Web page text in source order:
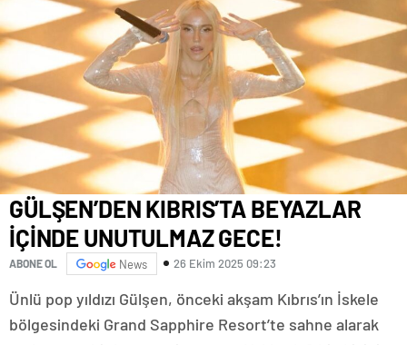
GÜLŞEN’DEN KIBRIS’TA BEYAZLAR
İÇİNDE UNUTULMAZ GECE!
ABONE OL News 26 Ekim 2025 09:23
Ünlü pop yıldızı Gülşen, önceki akşam Kıbrıs’ın İskele
bölgesindeki Grand Sapphire Resort’te sahne alarak